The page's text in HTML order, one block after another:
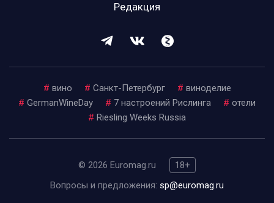
Редакция
# вино # Санкт-Петербург # виноделие
# GermanWineDay # 7 настроений Рислинга # отели
# Riesling Weeks Russia
© 2026 Euromag.ru
18+
Вопросы и предложения: sp@euromag.ru